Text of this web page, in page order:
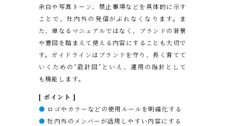
余白や写真トーン、禁止事項などを具体的に示す
ことで、社内外の発信がぶれなくなります。ま
た、単なるマニュアルではなく、ブランドの背景
や意図を踏まえて使える内容にすることも大切で
す。ガイドラインはブランドを守り、長く育てて
いくための“設計図”といえ、運用の指針として
も機能します。
[ ポイント ]
● ロゴやカラーなどの使用ルールを明確化する
● 社内外のメンバーが活用しやすい内容にする